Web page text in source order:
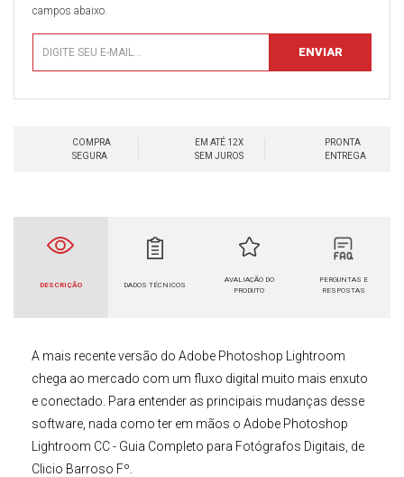
campos abaixo.
COMPRA
SEGURA
EM ATÉ 12X
SEM JUROS
PRONTA
ENTREGA
DESCRIÇÃO DADOS TÉCNICOS
AVALIAÇÃO DO
PRODUTO
PERGUNTAS E
RESPOSTAS
A mais recente versão do Adobe Photoshop Lightroom
chega ao mercado com um fluxo digital muito mais enxuto
e conectado. Para entender as principais mudanças desse
software, nada como ter em mãos o Adobe Photoshop
Lightroom CC - Guia Completo para Fotógrafos Digitais, de
Clicio Barroso Fº.